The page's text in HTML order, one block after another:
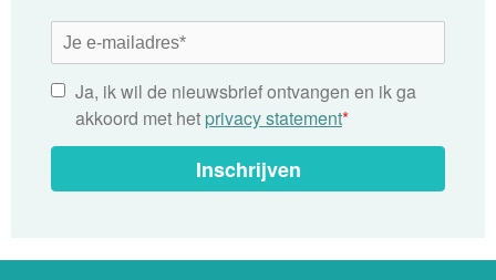
Ja, ik wil de nieuwsbrief ontvangen en ik ga
akkoord met het privacy statement*
Inschrijven